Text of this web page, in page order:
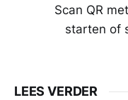
Scan QR
starten of
LEES VERDER